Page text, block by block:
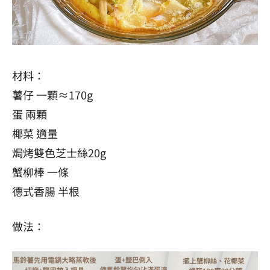
材料：
薯仔 一顆≈170g
蛋 兩顆
椰菜 適量
焗烤雙色芝士絲20g
蟹柳棒 一條
德式香腸 半根
做法：